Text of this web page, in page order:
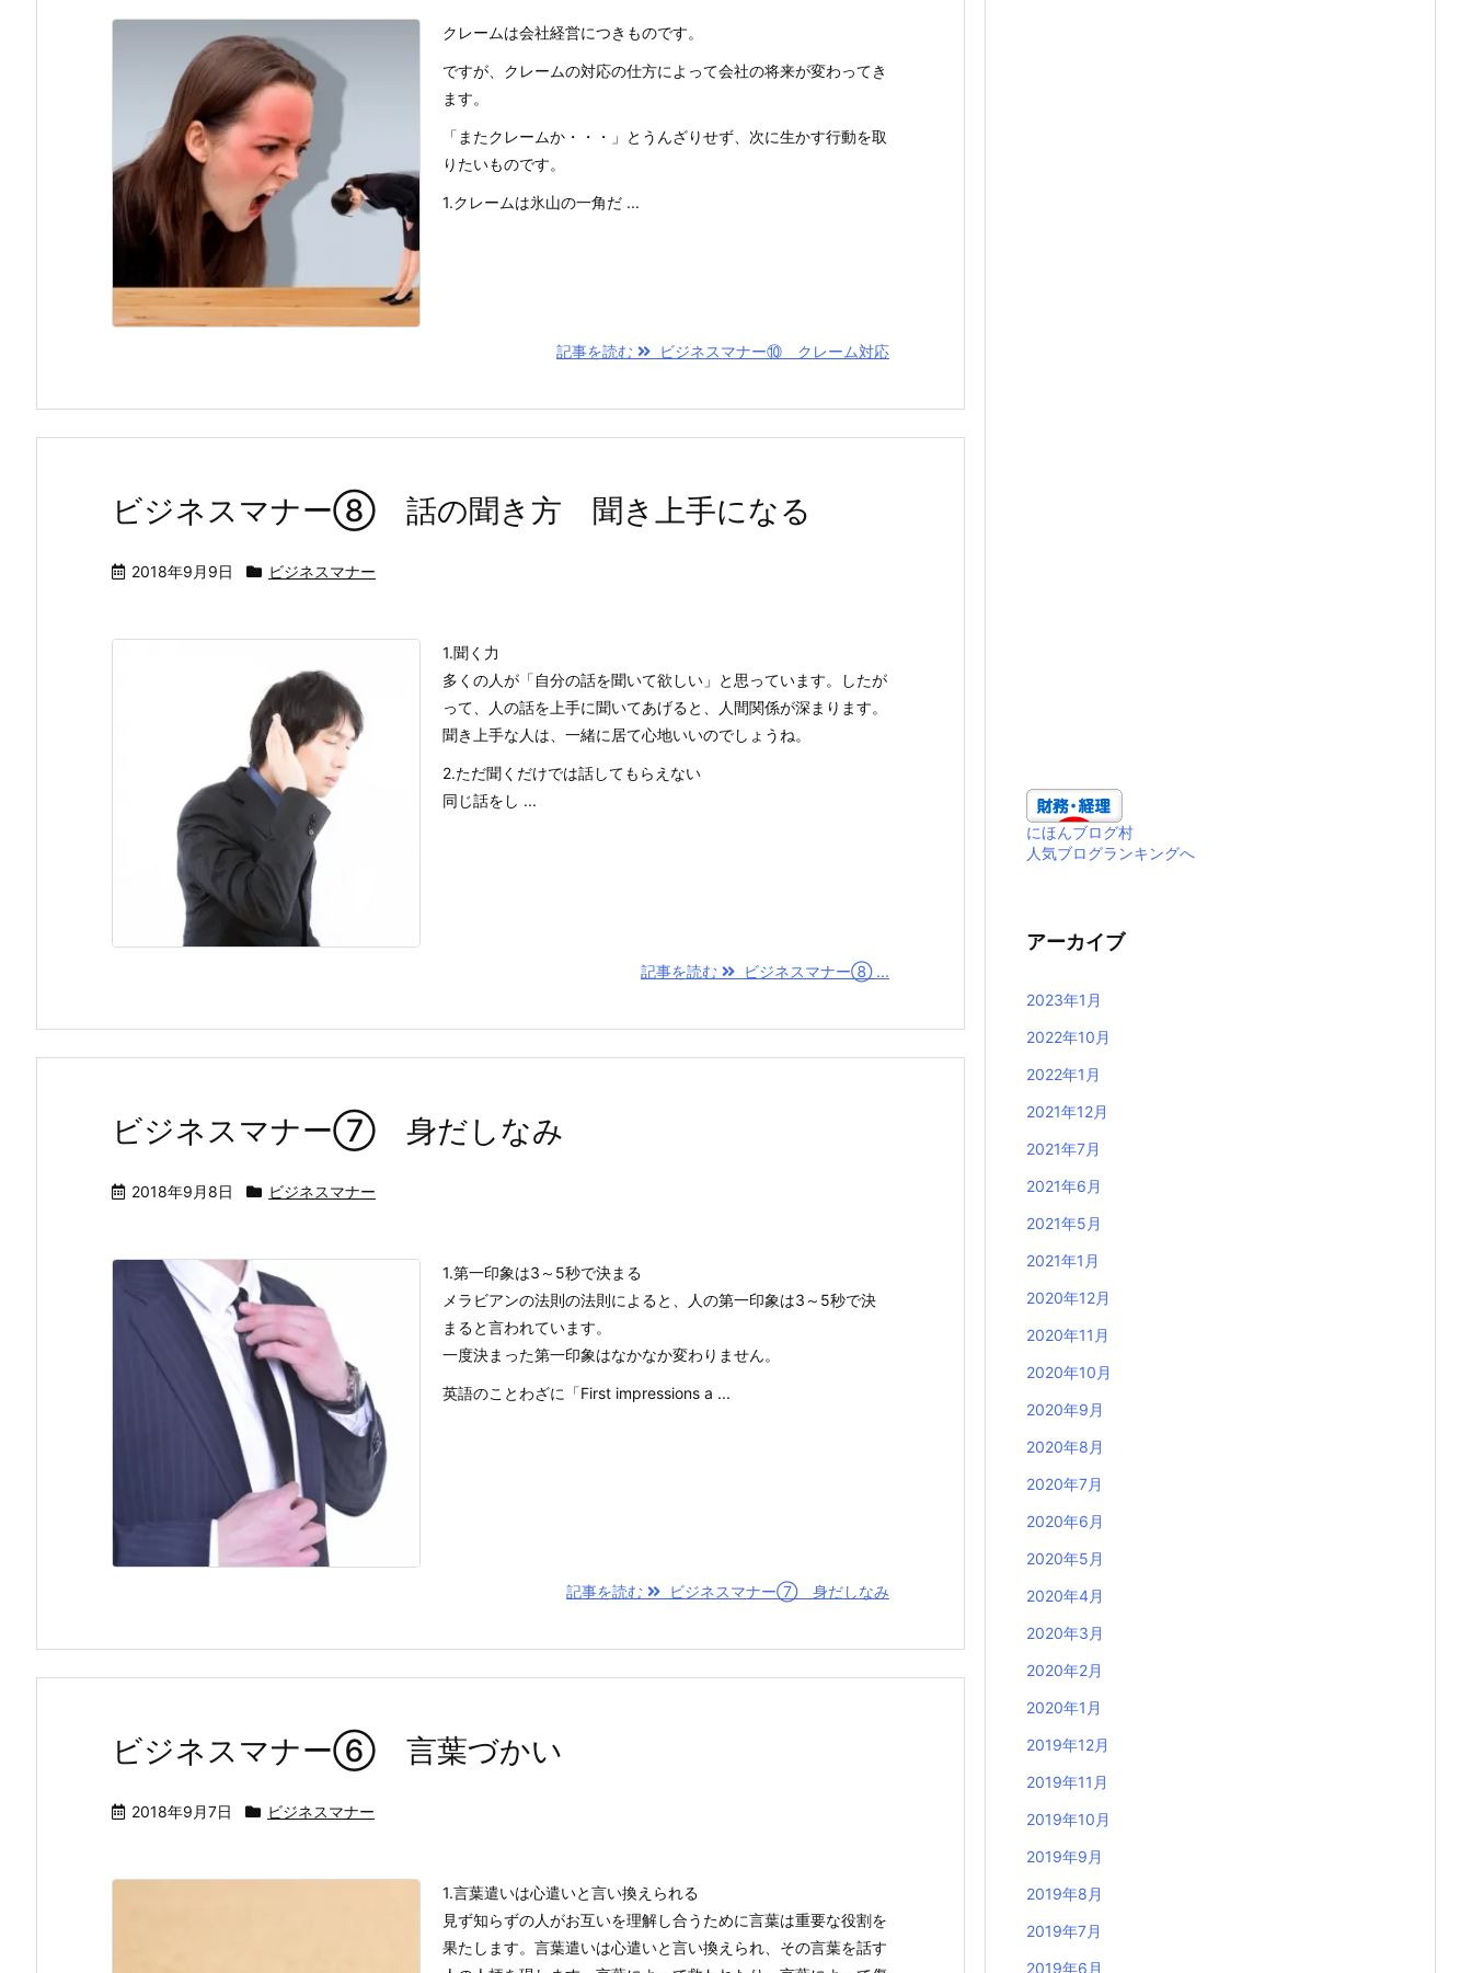
クレームは会社経営につきものです。
ですが、クレームの対応の仕方によって会社の将来が変わってき
ます。
「またクレームか・・・」とうんざりせず、次に生かす行動を取
りたいものです。
1.クレームは氷山の一角だ ...
記事を読む ビジネスマナー⑩ クレーム対応
ビジネスマナー⑧ 話の聞き方 聞き上手になる
2018年9月9日 ビジネスマナー
1.聞く力
多くの人が「自分の話を聞いて欲しい」と思っています。したが
って、人の話を上手に聞いてあげると、人間関係が深まります。
聞き上手な人は、一緒に居て心地いいのでしょうね。
2.ただ聞くだけでは話してもらえない
同じ話をし ...
記事を読む ビジネスマナー⑧ ...
ビジネスマナー⑦ 身だしなみ
2018年9月8日 ビジネスマナー
1.第一印象は3～5秒で決まる
メラビアンの法則の法則によると、人の第一印象は3～5秒で決
まると言われています。
一度決まった第一印象はなかなか変わりません。
英語のことわざに「First impressions a ...
記事を読む ビジネスマナー⑦ 身だしなみ
ビジネスマナー⑥ 言葉づかい
2018年9月7日 ビジネスマナー
1.言葉遣いは心遣いと言い換えられる
見ず知らずの人がお互いを理解し合うために言葉は重要な役割を
果たします。言葉遣いは心遣いと言い換えられ、その言葉を話す
にほんブログ村
人気ブログランキングへ
アーカイブ
2023年1月
2022年10月
2022年1月
2021年12月
2021年7月
2021年6月
2021年5月
2021年1月
2020年12月
2020年11月
2020年10月
2020年9月
2020年8月
2020年7月
2020年6月
2020年5月
2020年4月
2020年3月
2020年2月
2020年1月
2019年12月
2019年11月
2019年10月
2019年9月
2019年8月
2019年7月
2019年6月